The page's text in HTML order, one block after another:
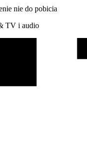
nie do pobicia
TV i audio